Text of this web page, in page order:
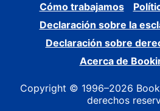
Cómo trabajamos
Declaración sobre la
Declaración sobre
Acerca de
Copyright © 1996–2026
derechos